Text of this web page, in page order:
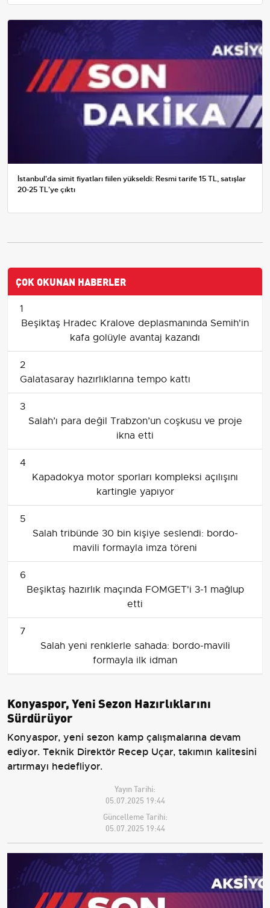
İstanbul'da simit fiyatları fiilen yükseldi: Resmi tarife 15 TL, satışlar
20-25 TL'ye çıktı
ÇOK OKUNAN HABERLER
1
Beşiktaş Hradec Kralove deplasmanında Semih'in
kafa golüyle avantaj kazandı
2
Galatasaray hazırlıklarına tempo kattı
3
Salah’ı para değil Trabzon’un coşkusu ve proje
ikna etti
4
Kapadokya motor sporları kompleksi açılışını
kartingle yapıyor
5
Salah tribünde 30 bin kişiye seslendi: bordo-
mavili formayla imza töreni
6
Beşiktaş hazırlık maçında FOMGET'i 3-1 mağlup
etti
7
Salah yeni renklerle sahada: bordo-mavili
formayla ilk idman
Konyaspor, Yeni Sezon Hazırlıklarını
Sürdürüyor
Konyaspor, yeni sezon kamp çalışmalarına devam
ediyor. Teknik Direktör Recep Uçar, takımın kalitesini
artırmayı hedefliyor.
Yayın Tarihi:
05.07.2025 19:44
Güncelleme Tarihi:
05.07.2025 19:44